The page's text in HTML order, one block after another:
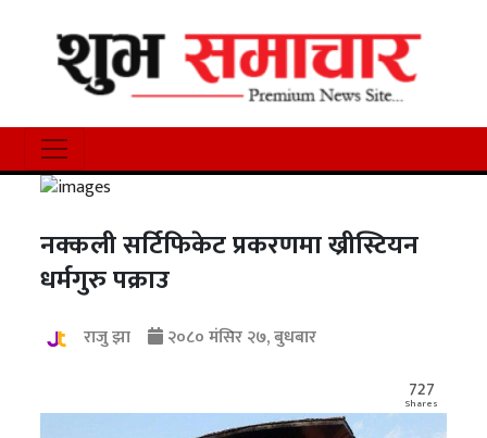
नक्कली सर्टिफिकेट प्रकरणमा ख्रीस्टियन
धर्मगुरु पक्राउ
राजु झा
२०८० मंसिर २७, बुधबार
727
Shares